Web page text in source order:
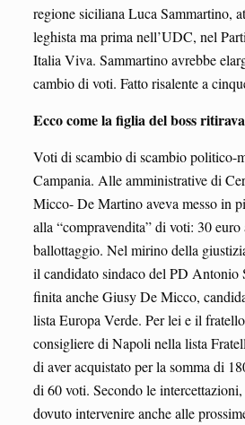
regione siciliana Luca Sammartino,
leghista ma prima nell’UDC, nel
Italia Viva. Sammartino avrebbe
cambio di voti. Fatto risalente a
Ecco come la figlia del boss
Voti di scambio di scambio politico-
Campania. Alle amministrative di
Micco- De Martino aveva messo in
alla “compravendita” di voti: 30
ballottaggio. Nel mirino della
il candidato sindaco del PD Antonio
finita anche Giusy De Micco,
lista Europa Verde. Per lei e il
consigliere di Napoli nella lista
di aver acquistato per la somma di
di 60 voti. Secondo le
dovuto intervenire anche alle